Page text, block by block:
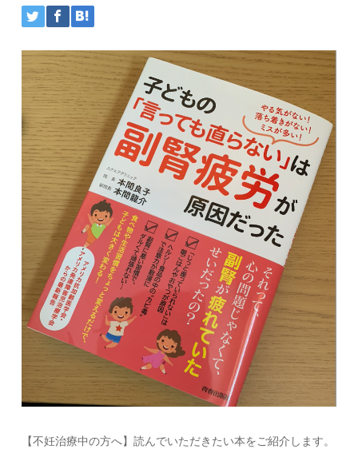
【不妊治療中の方へ】読んでいただきたい本をご紹介します。